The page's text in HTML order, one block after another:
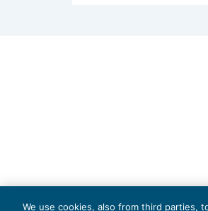
We use cookies, also from third parties,